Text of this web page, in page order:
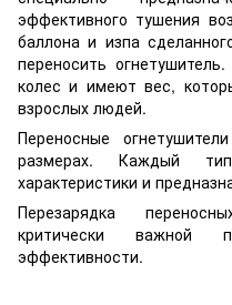
эффективного тушения
баллона и изпа
переносить
колес и имеют вес,
взрослых людей.
Переносные
размерах. Каждый
характеристики и
Перезарядка
критически важной
эффективности.